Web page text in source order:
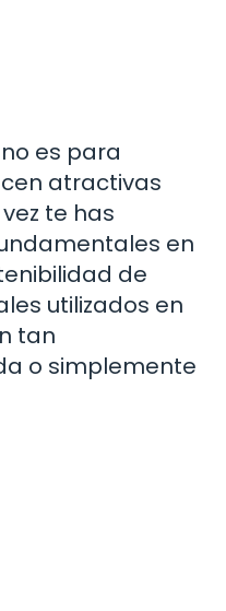
es para
atractivas
te has
en
de
utilizados en
tan
o simplemente